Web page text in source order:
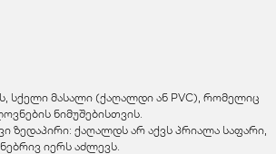
სქელი მასალი (ქაღალდი ან PVC), რომელიც
ნიმუშებისთვის.
ზედაპირი: ქაღალდს არ აქვს პრიალა საფარი,
იერს აძლევს.